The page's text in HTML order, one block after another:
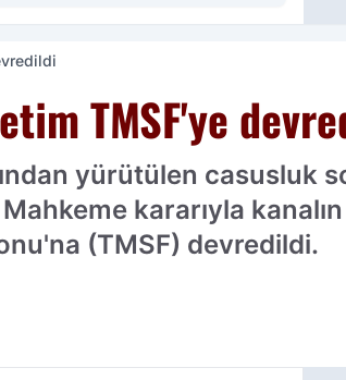
TMSF'ye
yürütülen casusluk
kararıyla
(TMSF) devredildi.